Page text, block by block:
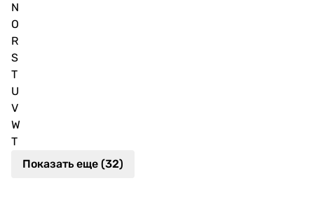
N
O
R
S
T
U
V
W
Т
Показать еще (32)